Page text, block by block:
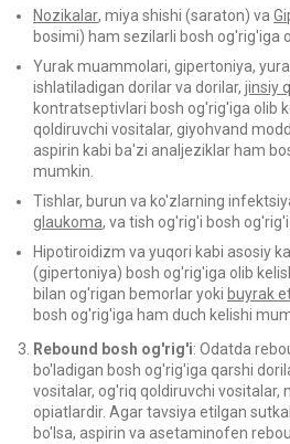
Nozikalar, miya shishi (saraton) va
bosimi) ham sezilarli bosh og'rig'iga
Yurak muammolari, gipertoniya,
ishlatiladigan dorilar va dorilar, jinsiy
kontratseptivlari bosh og'rig'iga olib
qoldiruvchi vositalar, giyohvand
aspirin kabi ba'zi analjeziklar ham
mumkin.
Tishlar, burun va ko'zlarning
glaukoma, va tish og'rig'i bosh
Hipotiroidizm va yuqori kabi asosiy
(gipertoniya) bosh og'rig'iga olib
bilan og'rigan bemorlar yoki buyrak
bosh og'rig'iga ham duch kelishi
Rebound bosh og'rig'i: Odatda
bo'ladigan bosh og'rig'iga qarshi
vositalar, og'riq qoldiruvchi vositalar,
opiatlardir. Agar tavsiya etilgan
bo'lsa, aspirin va asetaminofen